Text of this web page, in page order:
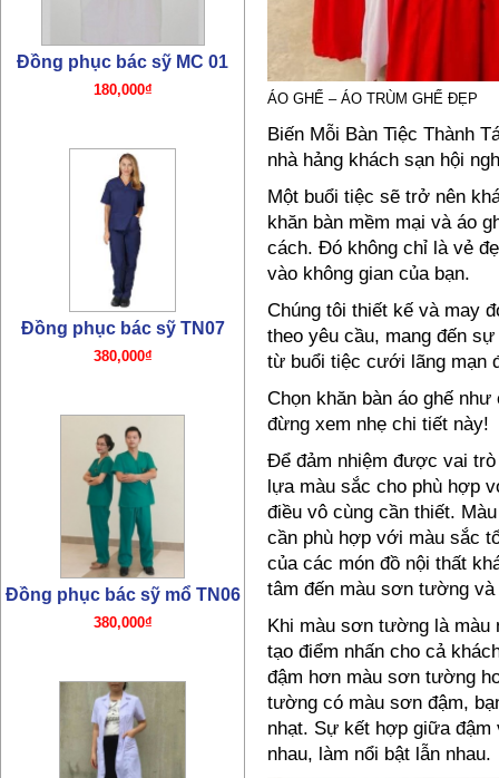
ÁO GHẾ – ÁO TRÙM GHẾ ĐẸP
Biến Mỗi Bàn Tiệc Thành
nhà hảng khách sạn hội
Một buổi tiệc sẽ trở nên
khăn bàn mềm mại và áo
cách. Đó không chỉ là vẻ
vào không gian của bạn.
Chúng tôi thiết kế và may
theo yêu cầu, mang đến
từ buổi tiệc cưới lãng mạn
Chọn khăn bàn áo ghế như
đừng xem nhẹ chi tiết này!
Để đảm nhiệm được vai
lựa màu sắc cho phù hợp
điều vô cùng cần thiết.
cần phù hợp với màu sắc
của các món đồ nội thất
tâm đến màu sơn tường
Khi màu sơn tường là màu
tạo điểm nhấn cho cả
đậm hơn màu sơn tường
tường có màu sơn đậm,
nhạt. Sự kết hợp giữa
nhau, làm nổi bật lẫn nhau.
Đồng phục bác sỹ mổ TN06
380,000₫
Đồng phục bác sỹ TN05
320,000₫
Đồng phục bác sỹ – y tá